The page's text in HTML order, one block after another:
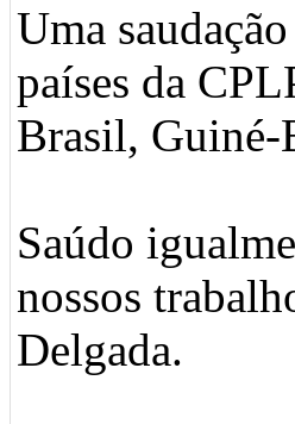
Uma
países da
Brasil, Guiné-
Saúdo
nossos
Delgada.